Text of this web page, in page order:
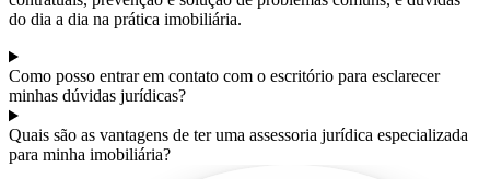
do dia a dia na prática imobiliária.
Como posso entrar em contato com o escritório para esclarecer
minhas dúvidas jurídicas?
Quais são as vantagens de ter uma assessoria jurídica especializada
para minha imobiliária?